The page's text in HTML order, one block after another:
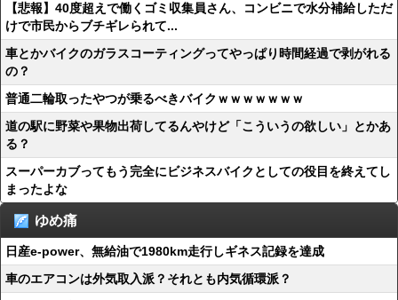
【悲報】40度超えで働くゴミ収集員さん、コンビニで水分補給しただ
けで市民からブチギレられて...
車とかバイクのガラスコーティングってやっぱり時間経過で剥がれる
の？
普通二輪取ったやつが乗るべきバイクｗｗｗｗｗｗｗ
道の駅に野菜や果物出荷してるんやけど「こういうの欲しい」とかあ
る？
スーパーカブってもう完全にビジネスバイクとしての役目を終えてし
まったよな
ゆめ痛
日産e-power、無給油で1980km走行しギネス記録を達成
車のエアコンは外気取入派？それとも内気循環派？